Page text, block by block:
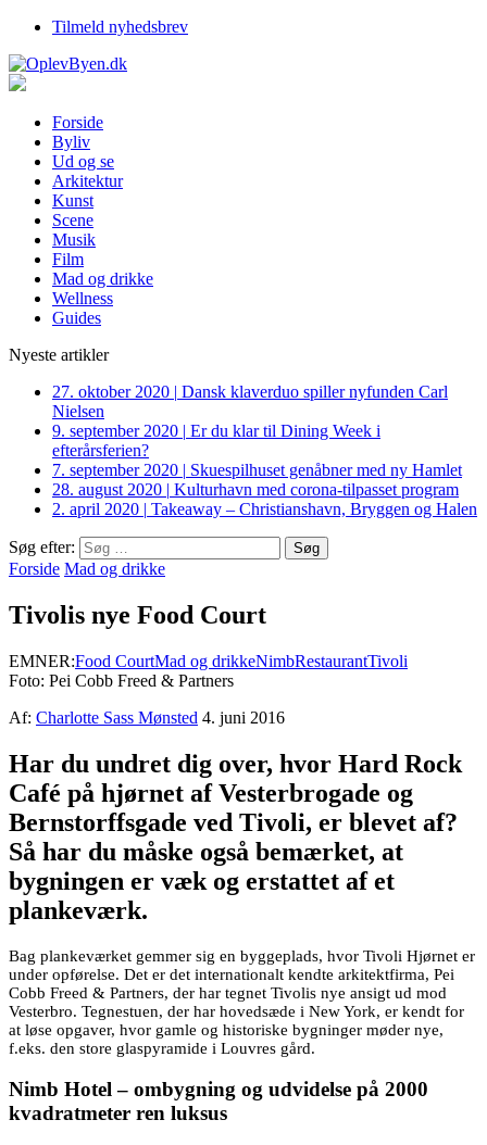
Tilmeld nyhedsbrev
Forside
Byliv
Ud og se
Arkitektur
Kunst
Scene
Musik
Film
Mad og drikke
Wellness
Guides
Nyeste artikler
27. oktober 2020 | Dansk klaverduo spiller nyfunden Carl
Nielsen
9. september 2020 | Er du klar til Dining Week i
efterårsferien?
7. september 2020 | Skuespilhuset genåbner med ny Hamlet
28. august 2020 | Kulturhavn med corona-tilpasset program
2. april 2020 | Takeaway – Christianshavn, Bryggen og Halen
Søg efter:
Forside Mad og drikke
Tivolis nye Food Court
EMNER:Food CourtMad og drikkeNimbRestaurantTivoli
Foto: Pei Cobb Freed & Partners
Af: Charlotte Sass Mønsted 4. juni 2016
Har du undret dig over, hvor Hard Rock
Café på hjørnet af Vesterbrogade og
Bernstorffsgade ved Tivoli, er blevet af?
Så har du måske også bemærket, at
bygningen er væk og erstattet af et
plankeværk.
Bag plankeværket gemmer sig en byggeplads, hvor Tivoli Hjørnet er
under opførelse. Det er det internationalt kendte arkitektfirma, Pei
Cobb Freed & Partners, der har tegnet Tivolis nye ansigt ud mod
Vesterbro. Tegnestuen, der har hovedsæde i New York, er kendt for
at løse opgaver, hvor gamle og historiske bygninger møder nye,
f.eks. den store glaspyramide i Louvres gård.
Nimb Hotel – ombygning og udvidelse på 2000
kvadratmeter ren luksus